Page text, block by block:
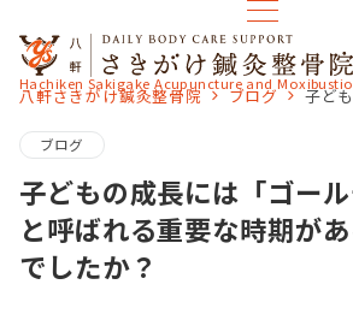
Hachiken Sakigake Acupuncture and
八軒さきがけ鍼灸整骨院 ブログ 子どもの成長には「
ブログ
子どもの成長には「ゴール
と呼ばれる重要な時期が
でしたか？